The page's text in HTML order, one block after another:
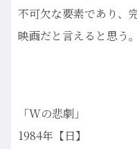
不可欠な要素であり、
映画だと言えると思う。
「Wの悲劇」
1984年【日】